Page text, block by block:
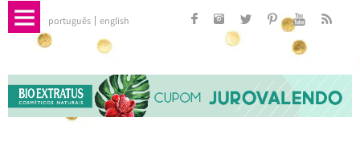
português english